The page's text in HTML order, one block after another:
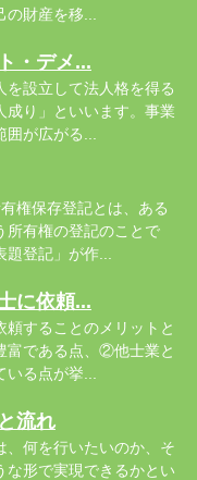
財産を移...
・デメ...
設立して法人格を得る
成り」といいます。事業
が広がる...
権保存登記とは、ある
所有権の登記のことで
登記」が作...
に依頼...
することのメリットと
富である点、②他士業と
る点が挙...
流れ
、何を行いたいのか、そ
な形で実現できるかとい